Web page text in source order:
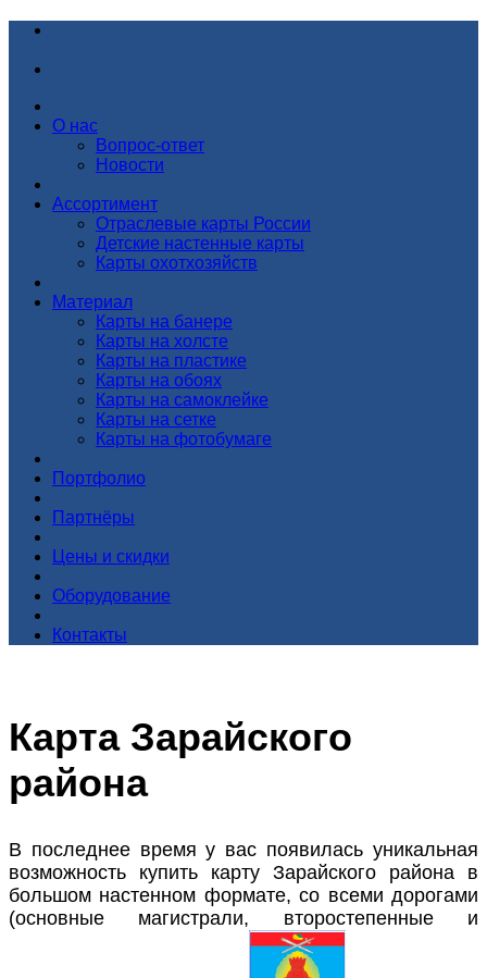
О нас
Вопрос-ответ
Новости
Ассортимент
Отраслевые карты России
Детские настенные карты
Карты охотхозяйств
Материал
Карты на банере
Карты на холсте
Карты на пластике
Карты на обоях
Карты на самоклейке
Карты на сетке
Карты на фотобумаге
Портфолио
Партнёры
Цены и скидки
Оборудование
Контакты
Карта Зарайского
района
В последнее время у вас появилась уникальная
возможность купить карту Зарайского района в
большом настенном формате, со всеми дорогами
(основные магистрали, второстепенные и